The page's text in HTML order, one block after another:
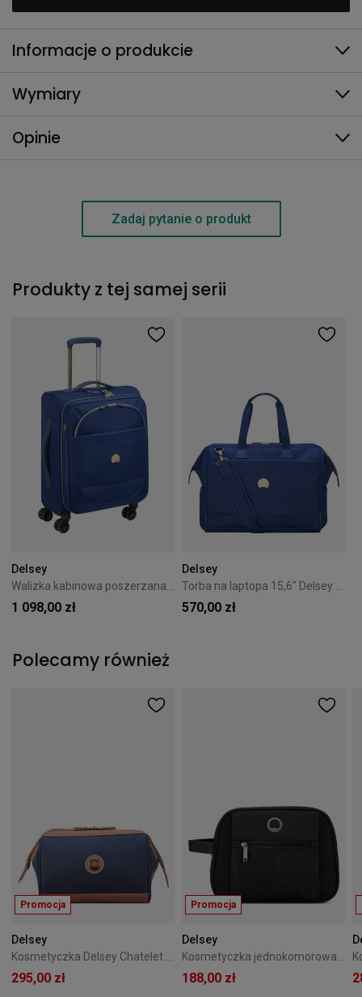
Informacje o produkcie
Wymiary
Opinie
Zadaj pytanie o produkt
Produkty z tej samej serii
Delsey
1 098,00 zł
Delsey
570,00 zł
Polecamy również
Promocja
Delsey
Kosmetyczka Delsey Chatelet Air 2.0 9L Niebieska
295,00 zł
Promocja
Delsey
Kosmetyczka jednokomorowa Delsey Visa Pin Up 5 Black
188,00 zł